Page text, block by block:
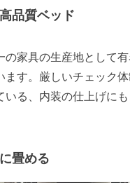
品質ベッド
の家具の生産地として有
ます。厳しいチェック
いる、内装の仕上げに
畳める